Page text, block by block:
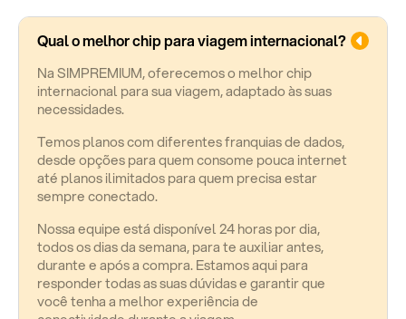
Qual o melhor chip para viagem internacional?
Na SIMPREMIUM, oferecemos o melhor chip
internacional para sua viagem, adaptado às suas
necessidades.
Temos planos com diferentes franquias de dados,
desde opções para quem consome pouca internet
até planos ilimitados para quem precisa estar
sempre conectado.
Nossa equipe está disponível 24 horas por dia,
todos os dias da semana, para te auxiliar antes,
durante e após a compra. Estamos aqui para
responder todas as suas dúvidas e garantir que
você tenha a melhor experiência de